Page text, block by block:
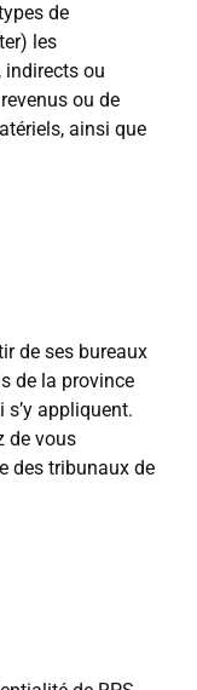
de
les
indirects ou
ou de
ainsi que
de ses bureaux
de la province
s’y appliquent.
de vous
des tribunaux de